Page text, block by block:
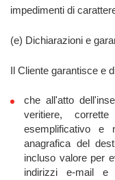
impedimenti di
(e) Dichiarazioni e
Il Cliente garantisce e
che all'atto
veritiere,
esemplificativo e
anagrafica del
incluso valore per
indirizzi e-mail e